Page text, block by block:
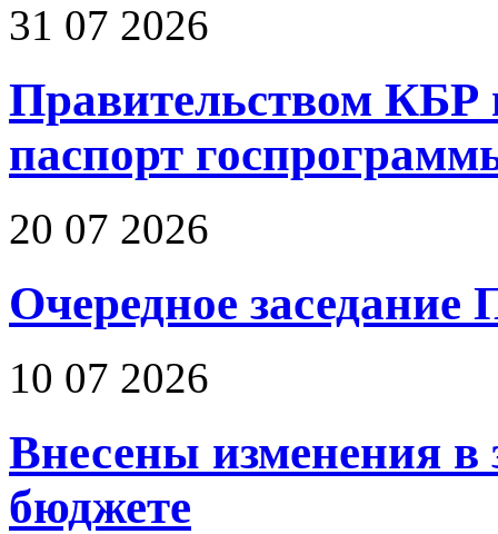
31 07 2026
Правительством КБР
паспорт
20 07 2026
Очередное
10 07 2026
Внесены изменения в
бюджете